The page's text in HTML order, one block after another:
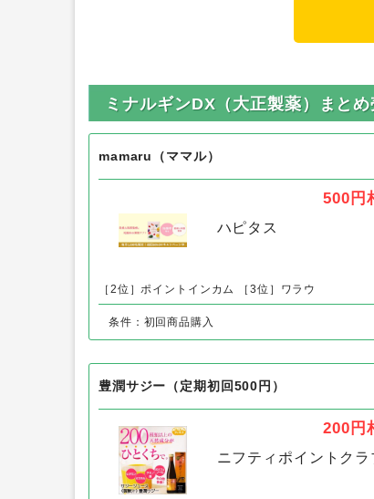
ミナルギンDX（大正製薬）まと
mamaru（ママル）
ハピタス
豊潤サジー（定期初回500円）